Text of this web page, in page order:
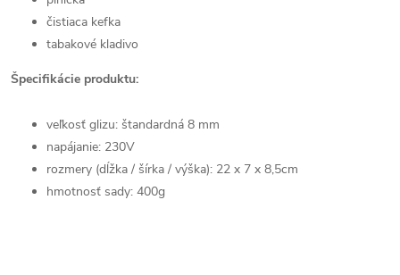
čistiaca kefka
tabakové kladivo
Špecifikácie produktu:
veľkosť glizu: štandardná 8 mm
napájanie: 230V
rozmery (dĺžka / šírka / výška): 22 x 7 x 8,5cm
hmotnosť sady: 400g